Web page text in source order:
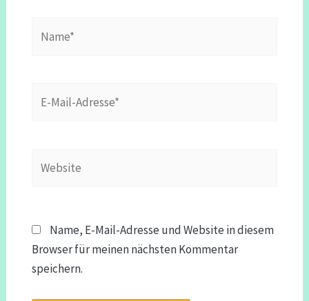
Mail-
Name, E-Mail-Adresse und Website in diesem
Browser für meinen nächsten Kommentar
speichern.